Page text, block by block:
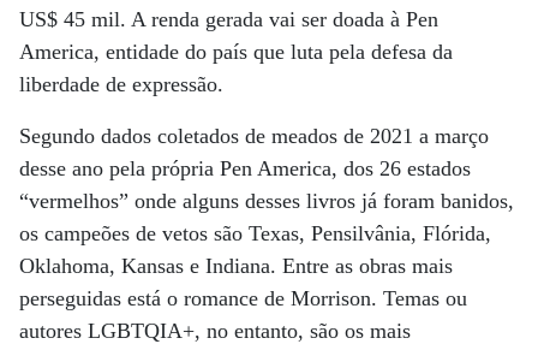
US$ 45 mil. A renda gerada vai ser doada à Pen
America, entidade do país que luta pela defesa da
liberdade de expressão.
Segundo dados coletados de meados de 2021 a março
desse ano pela própria Pen America, dos 26 estados
“vermelhos” onde alguns desses livros já foram banidos,
os campeões de vetos são Texas, Pensilvânia, Flórida,
Oklahoma, Kansas e Indiana. Entre as obras mais
perseguidas está o romance de Morrison. Temas ou
autores LGBTQIA+, no entanto, são os mais